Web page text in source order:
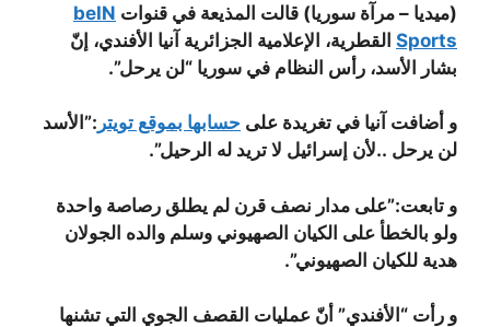
(ميديا – مرآة سوريا) قالت المذيعة في قنوات beIN
Sports القطرية، الإعلامية الجزائرية آنيا الأفندي، إنّ
بشار الأسد، رأس النظام في سوريا “لن يرحل”.
و أضافت آنيا في تغريدة على حسابها بموقع تويتر :”الأسد
لن يرحل ..لأن إسرائيل لا تريد له الرحيل”.
و تابعت:”على مدار نصف قرن لم يطلق رصاصة واحدة
ولو بالخطأ على الكيان الصهيوني وسلم والده الجولان
هدية للكيان الصهيوني”.
و رأت “الأفندي” أنّ عمليات القصف الجوي التي تشنها